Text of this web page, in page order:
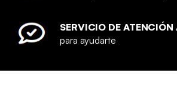
SERVICIO DE ATENCIÓN
para ayudarte